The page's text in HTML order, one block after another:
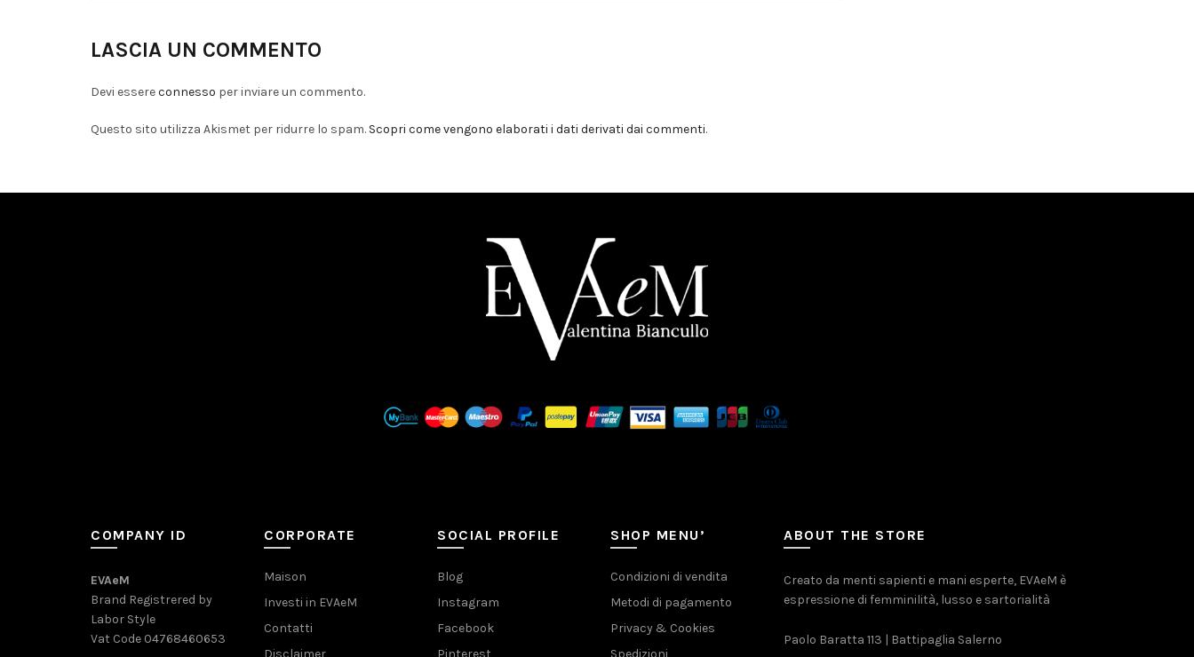
LASCIA UN COMMENTO
Devi essereconnesso per inviare un commento.
Questo sito utilizza Akismet per ridurre lo spam. Scopri come vengono elaborati i dati derivati dai commenti.
COMPANY ID
EVAeM
Brand Registrered by
Labor Style
Vat Code 04768460653
CORPORATE
Maison
Investi in EVAeM
Contatti
Disclaimer
SOCIAL PROFILE
Blog
Instagram
Facebook
Pinterest
SHOP MENU’
Condizioni di vendita
Metodi di pagamento
Privacy & Cookies
Spedizioni
ABOUT THE STORE
Creato da menti sapienti e mani esperte, EVAeM è
espressione di femminilità, lusso e sartorialità
Paolo Baratta 113 | Battipaglia Salerno